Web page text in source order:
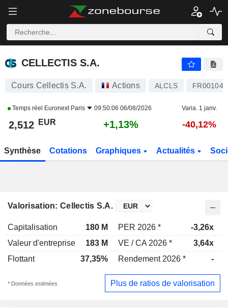
CELLECTIS S.A.
CELLECTIS S.A.
Cours Cellectis S.A. Actions ALCLS
Temps réel Euronext Paris 09:50:06 06/08/2026 Varia. 1 janv.
2,512 EUR +1,13% -40,12%
Synthèse Cotations Graphiques Actualités
Valorisation: Cellectis S.A.
Capitalisation 180 M PER 2026 * -3,26x
Valeur d'entreprise
183 M VE / CA 2026 * 3,64x
Flottant
37,35% Rendement 2026 * -
* Données estimées Plus de ratios de valorisation